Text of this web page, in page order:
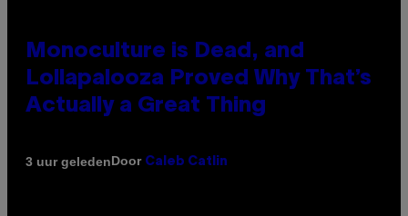
Monoculture is Dead, and
Lollapalooza Proved Why That’s
Actually a Great Thing
3 uur geledenDoor Caleb Catlin